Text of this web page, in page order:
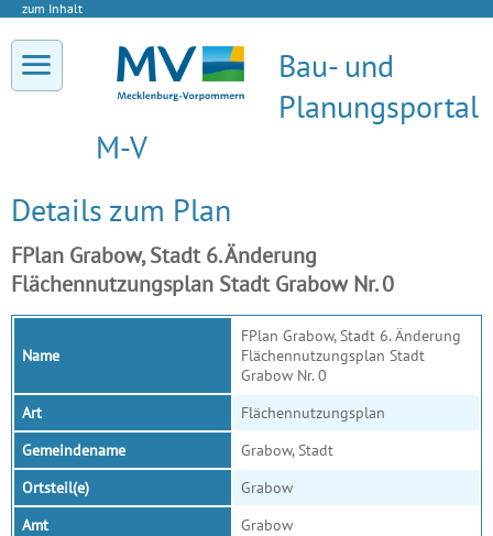
zum Inhalt
Bau- und
Planungsportal
M-V
Details zum Plan
FPlan Grabow, Stadt 6. Änderung
Flächennutzungsplan Stadt Grabow Nr. 0
Name
FPlan Grabow, Stadt 6. Änderung
Flächennutzungsplan Stadt
Grabow Nr. 0
Art
Flächennutzungsplan
Gemeindename
Grabow, Stadt
Ortsteil(e)
Grabow
Amt
Grabow